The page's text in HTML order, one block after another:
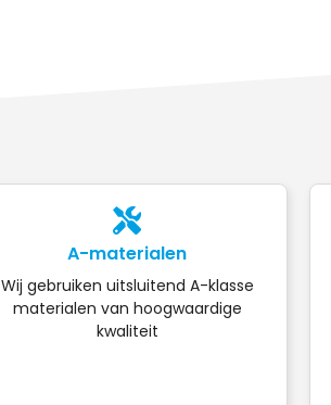
A-materialen
Wij gebruiken uitsluitend A-klasse
materialen van hoogwaardige
kwaliteit